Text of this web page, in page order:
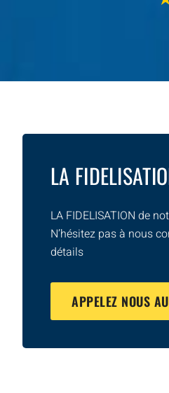
LA
LA FIDELISATION de
N’hésitez pas à nous
détails
APPELEZ NOUS AU